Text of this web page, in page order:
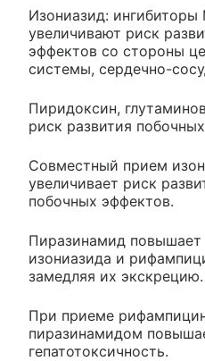
Изониазид:
увеличивают риск
эффектов со стороны
системы, сердечно-
Пиридоксин,
риск развития
Совместный прием
увеличивает риск
побочных эффектов.
Пиразинамид повышает
изониазида и
замедляя их экскрецию.
При приеме
пиразинамидом
гепатотоксичность.